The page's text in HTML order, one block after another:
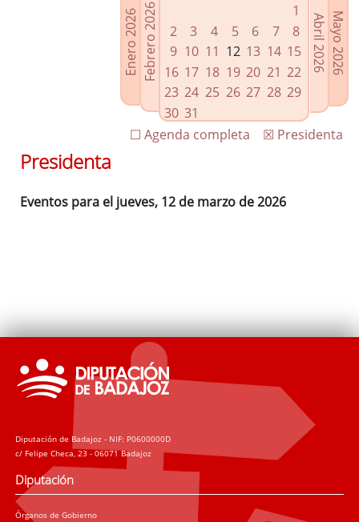
Enlaces relacionados
Agenda de Presidencia
Plenos provinciales y Juntas de gobierno
Oficina de Proyectos Europeos
Enero 2026Febrero 2026
1
2
3 4 5 6 7
8
9 10 11 12 13 14 15
16 17 18 19 20 21 22
23 24 25 26 27 28 29
30 31
Mayo 2026
Abril 2026
☒ Presidenta
☐ Agenda completa
Presidenta
Eventos para el jueves, 12 de marzo de 2026
Diputación de Badajoz - NIF: P0600000D
c/ Felipe Checa, 23 - 06071 Badajoz
Diputación
Órganos de Gobierno